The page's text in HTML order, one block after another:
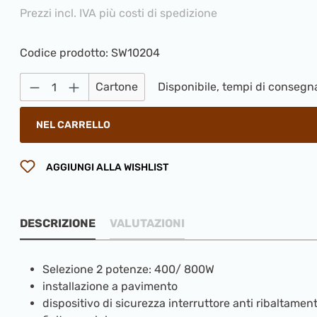
Prezzi incl. IVA più costi di spedizione
Codice prodotto: SW10204
Quantità del prodotto: inserisci la
Cartone Disponibile, tempi di
NEL CARRELLO
AGGIUNGI ALLA WISHLIST
DESCRIZIONE VALUTAZIONI
Selezione 2 potenze: 400/ 800W
installazione a pavimento
dispositivo di sicurezza interruttore anti